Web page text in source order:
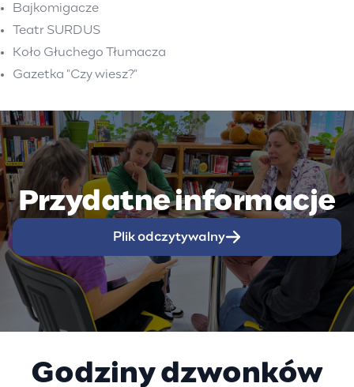
Bajkomigacze
Teatr SURDUS
Koło Głuchego Tłumacza
Gazetka "Czy wiesz?"
Przydatne informacje
Plik odczytywalny
Godziny dzwonków